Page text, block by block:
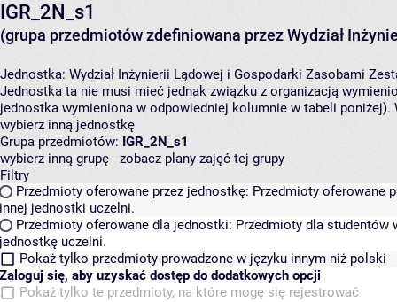
IGR_2N_s1
(grupa przedmiotów zdefiniowana przez Wydział
Jednostka: Wydział Inżynierii Lądowej i Gospodarki Zasobami
Jednostka ta nie musi mieć jednak związku z organizacją
jednostka wymieniona w odpowiedniej kolumnie w tabeli
wybierz inną jednostkę
Grupa przedmiotów: IGR_2N_s1
wybierz inną grupę
zobacz plany zajęć tej grupy
Filtry
Przedmioty oferowane przez jednostkę: Przedmioty oferowane
innej jednostki uczelni.
Przedmioty oferowane dla jednostki: Przedmioty dla studentów
jednostkę uczelni.
Pokaż tylko przedmioty prowadzone w języku innym niż polski
Zaloguj się, aby uzyskać dostęp do dodatkowych opcji
Pokaż tylko te przedmioty, na które mogę się rejestrować